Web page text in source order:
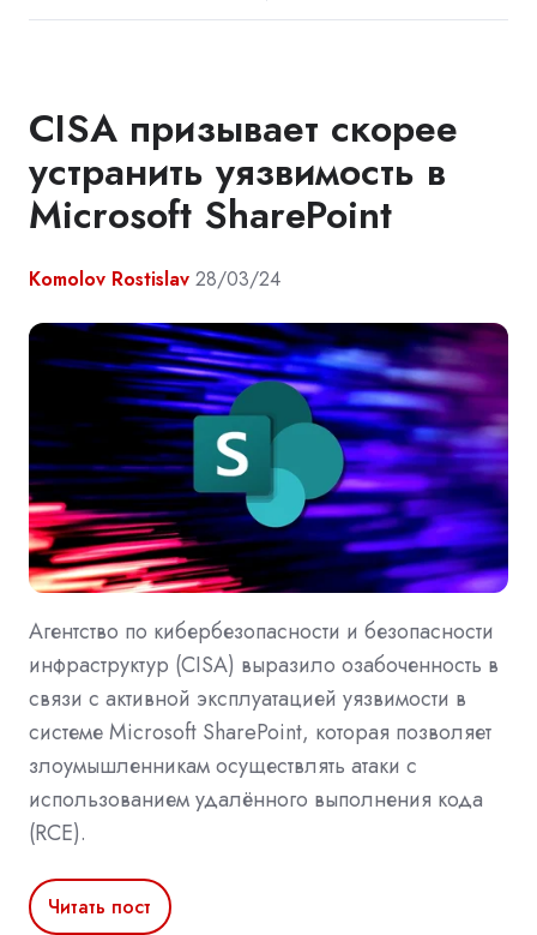
CISA призывает скорее
устранить уязвимость в
Microsoft SharePoint
Komolov Rostislav 28/03/24
Агентство по кибербезопасности и безопасности
инфраструктур (CISA) выразило озабоченность в
связи с активной эксплуатацией уязвимости в
системе Microsoft SharePoint, которая позволяет
злоумышленникам осуществлять атаки с
использованием удалённого выполнения кода
(RCE).
Читать пост